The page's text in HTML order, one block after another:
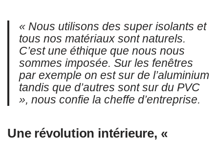
« Nous utilisons des super isolants et
tous nos matériaux sont naturels.
C’est une éthique que nous nous
sommes imposée. Sur les fenêtres
par exemple on est sur de l’aluminium
tandis que d’autres sont sur du PVC
», nous confie la cheffe d’entreprise.
Une révolution intérieure, «